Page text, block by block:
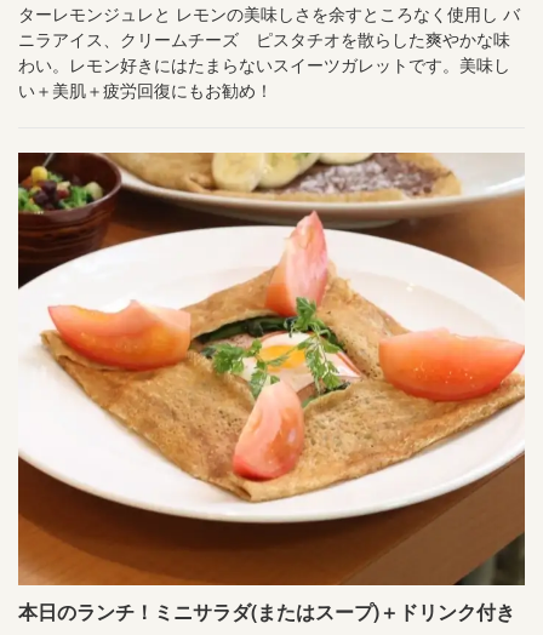
ターレモンジュレと レモンの美味しさを余すところなく使用し バ
ニラアイス、クリームチーズ ピスタチオを散らした爽やかな味
わい。レモン好きにはたまらないスイーツガレットです。美味し
い＋美肌＋疲労回復にもお勧め！
本日のランチ！ミニサラダ(またはスープ)＋ドリンク付き